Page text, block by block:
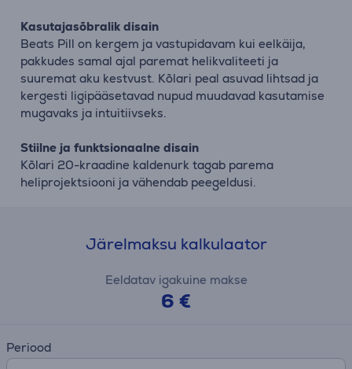
Kasutajasõbralik disain
Beats Pill on kergem ja vastupidavam kui eelkäija,
pakkudes samal ajal paremat helikvaliteeti ja
suuremat aku kestvust. Kõlari peal asuvad lihtsad ja
kergesti ligipääsetavad nupud muudavad kasutamise
mugavaks ja intuitiivseks.
Stiilne ja funktsionaalne disain
Kõlari 20-kraadine kaldenurk tagab parema
heliprojektsiooni ja vähendab peegeldusi.
Järelmaksu kalkulaator
Eeldatav igakuine makse
6 €
Periood